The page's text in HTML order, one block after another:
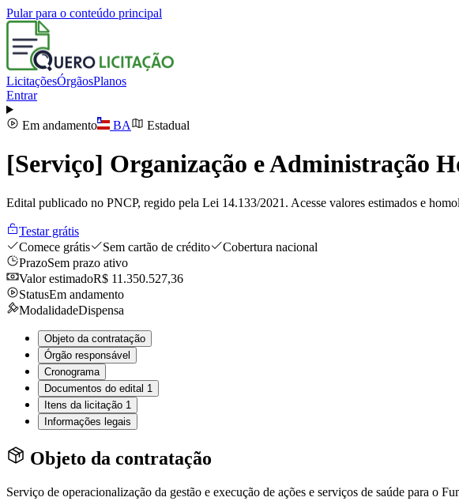
Pular para o conteúdo principal
LicitaçõesÓrgãosPlanos
Entrar
Em andamento BA Estadual
[Serviço] Organização e Administração
Edital publicado no PNCP, regido pela Lei 14.133/2021. Acesse valores estimados e
Testar grátis
Comece grátis
Sem cartão de crédito
Cobertura nacional
PrazoSem prazo ativo
Valor estimadoR$ 11.350.527,36
StatusEm andamento
ModalidadeDispensa
Objeto da contratação
Órgão responsável
Cronograma
Documentos do edital 1
Itens da licitação 1
Informações legais
Objeto da contratação
Serviço de operacionalização da gestão e execução de ações e serviços de saúde para o